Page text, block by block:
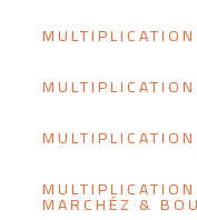
MARCHÉZ &